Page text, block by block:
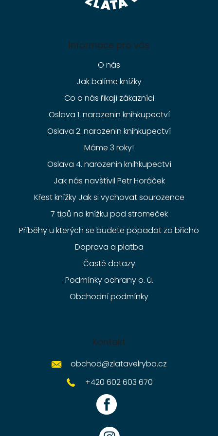
Informace pro vás
O nás
Jak balíme knížky
Co o nás říkají zákazníci
Oslava 1. narozenin knihkupectví
Oslava 2. narozenin knihkupectví
Máme 3 roky!
Oslava 4. narozenin knihkupectví
Jak nás navštívil Petr Horáček
Křest knížky Jak si vychovat sourozence
7 tipů na knížku pod stromeček
Příběhy u kterých se budete popadat za břicho
Doprava a platba
Časté dotazy
Podmínky ochrany o. ú.
Obchodní podmínky
Kontakt
obchod@zlatavelryba.cz
+420 602 603 670